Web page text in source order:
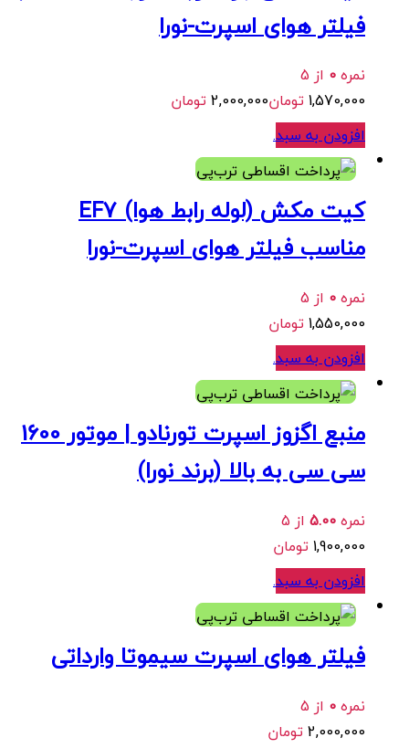
فیلتر هوای اسپرت-نورا
نمره0 از 5
1,570,000تومان2,000,000تومان
افزودن به سبد.
هر قسط 387,500تومان • خرید قسطی با ترب‌پی بدون کارمزد
کیت مکش (لوله رابط هوا) EF7
مناسب فیلتر هوای اسپرت-نورا
نمره0 از 5
1,550,000تومان
افزودن به سبد.
هر قسط 475,000تومان • خرید قسطی با ترب‌پی بدون کارمزد
منبع اگزوز اسپرت تورنادو | موتور 1600
سی سی به بالا (برند نورا)
نمره5.00 از 5
1,900,000تومان
افزودن به سبد.
هر قسط 500,000تومان • خرید قسطی با ترب‌پی بدون کارمزد
فیلتر هوای اسپرت سیموتا وارداتی
نمره0 از 5
2,000,000تومان